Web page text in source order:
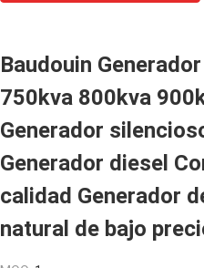
Baudouin
750kva 800kva
Generador
Generador diesel
calidad Generador
natural de bajo